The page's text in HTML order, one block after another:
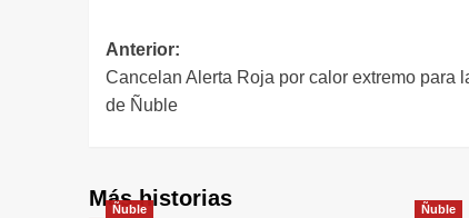
Anterior:
Cancelan Alerta Roja por calor extremo para
de Ñuble
Más historias
Ñuble Ñuble